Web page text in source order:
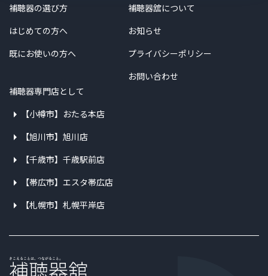
補聴器の選び方
はじめての方へ
既にお使いの方へ
補聴器舘について
お知らせ
プライバシーポリシー
お問い合わせ
補聴器専門店として
【小樽市】おたる本店
【旭川市】旭川店
【千歳市】千歳駅前店
【帯広市】エスタ帯広店
【札幌市】札幌平岸店